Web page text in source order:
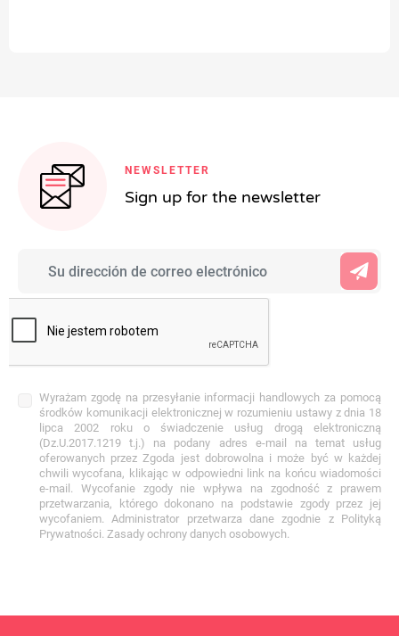
NEWSLETTER
Sign up for the newsletter
Wyrażam zgodę na przesyłanie informacji handlowych za pomocą
środków komunikacji elektronicznej w rozumieniu ustawy z dnia 18
lipca 2002 roku o świadczenie usług drogą elektroniczną
(Dz.U.2017.1219 t.j.) na podany adres e-mail na temat usług
oferowanych przez Zgoda jest dobrowolna i może być w każdej
chwili wycofana, klikając w odpowiedni link na końcu wiadomości
e-mail. Wycofanie zgody nie wpływa na zgodność z prawem
przetwarzania, którego dokonano na podstawie zgody przez jej
wycofaniem. Administrator przetwarza dane zgodnie z Polityką
Prywatności. Zasady ochrony danych osobowych.